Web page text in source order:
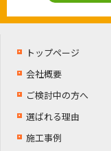
トップページ
会社概要
ご検討中の方へ
選ばれる理由
施工事例